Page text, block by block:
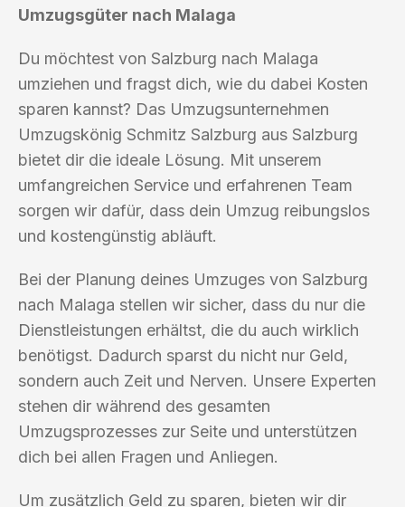
Umzugsgüter nach Malaga
Du möchtest von Salzburg nach Malaga
umziehen und fragst dich, wie du dabei Kosten
sparen kannst? Das Umzugsunternehmen
Umzugskönig Schmitz Salzburg aus Salzburg
bietet dir die ideale Lösung. Mit unserem
umfangreichen Service und erfahrenen Team
sorgen wir dafür, dass dein Umzug reibungslos
und kostengünstig abläuft.
Bei der Planung deines Umzuges von Salzburg
nach Malaga stellen wir sicher, dass du nur die
Dienstleistungen erhältst, die du auch wirklich
benötigst. Dadurch sparst du nicht nur Geld,
sondern auch Zeit und Nerven. Unsere Experten
stehen dir während des gesamten
Umzugsprozesses zur Seite und unterstützen
dich bei allen Fragen und Anliegen.
Um zusätzlich Geld zu sparen, bieten wir dir